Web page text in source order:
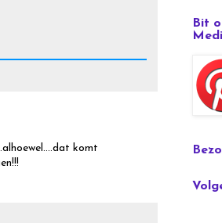
komt
Bit